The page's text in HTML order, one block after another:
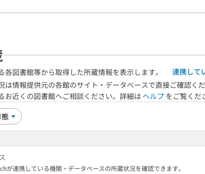
図書館等から取得した所蔵情報を表示します。
連携して
は情報提供元の各館のサイト・データベースで直接ご確認く
お近くの図書館へご相談ください。詳細は ヘルプ をご覧くだ
が連携している機関・データベースの所蔵状況を確認できます。